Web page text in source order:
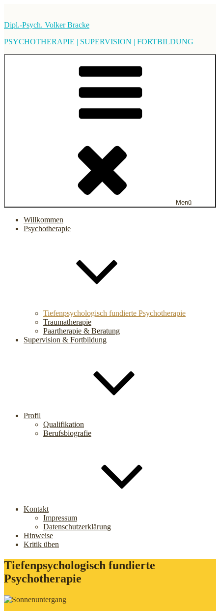
springen
Dipl.-Psych. Volker Bracke
PSYCHOTHERAPIE | SUPERVISION | FORTBILDUNG
Menü
Willkommen
Psychotherapie
Tiefenpsychologisch fundierte Psychotherapie
Traumatherapie
Paartherapie & Beratung
Supervision & Fortbildung
Profil
Qualifikation
Berufsbiografie
Kontakt
Impressum
Datenschutzerklärung
Hinweise
Kritik üben
Tiefenpsychologisch fundierte
Psychotherapie